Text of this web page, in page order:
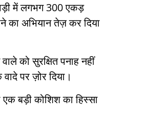
में लगभग 300 एकड़
का अभियान तेज़ कर दिया
को सुरक्षित पनाह नहीं
पर ज़ोर दिया।
बड़ी कोशिश का हिस्सा